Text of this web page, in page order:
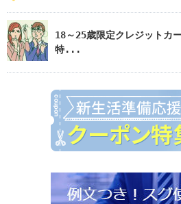
18～25歳限定クレジットカ
特...